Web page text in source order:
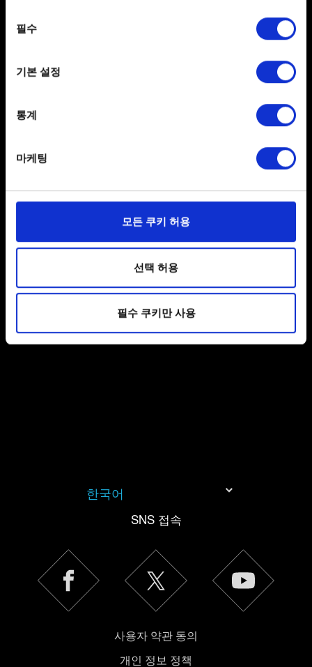
the Privacy trigger icon.
Collect information about your geographical
Identify your device by actively scanning it for
Find out more about how your personal data is processed
일부 쿠키는 웹 사이트를 정상적으로 이용하기 위해
관련 기술적 피드백을 제공하여 사용자의 웹사이트 이용
환경을 개선하기 위해 사용됩니다. 예를 들어, 소셜
파악하기 위해 쿠키의 일부를 저희 파트너와 공유할 수도
있습니다. 물론, 이처럼 선택적으로 쿠키를 사용할
경우에는 사용자의 동의를 구할 것입니다.
선택
필수
기본 설정
통계
마케팅
모든 쿠키 허용
선택 허용
필수 쿠키만 사용
코어 i5-7400 또는 Ryzen 5 1600. 그래픽 카드: Nvidia
GTX 970 또는 Radeon RX 480. 메모리: 8 GB. 저장 공간:
울트라: DirectX: DirectX 12. 레이 트레이싱: RTAO/RTGI.
64비트. CPU: 인텔 코어 i7-8700K 또는 Ryzen 5 3600.
그래픽 카드: Nvidia RTX 3070 또는 Radeon RX 6700 XT.
울트라: DirectX: DirectX 12. 레이 트레이싱: 모든 RT 기능
그래픽 카드: Nvidia RTX 3080 또는 Radeon RX 6800 XT.
메모리: 16 GB. 저장공간: 50 GB.
패키지 버전의 박스에는 구버전의 권장사양 또는 최소사양
정기적으로 그래픽 드라이버를 업데이트하여, 하드웨어
최적의 성능을 유지하세요.
한국어
SNS 접속
사용자 약관 동의
개인 정보 정책